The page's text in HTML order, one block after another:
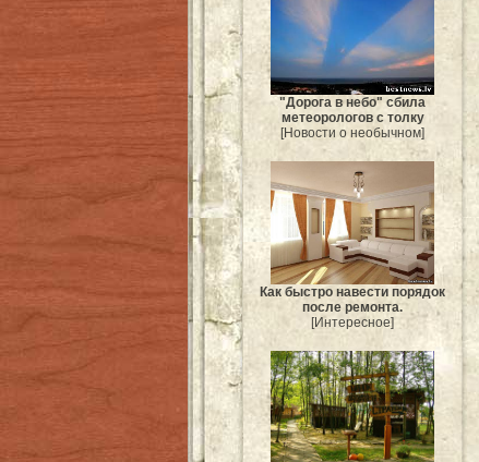
"Дорога в небо" сбила
метеорологов с толку
[Новости о необычном]
Как быстро навести порядок
после ремонта.
[Интересное]